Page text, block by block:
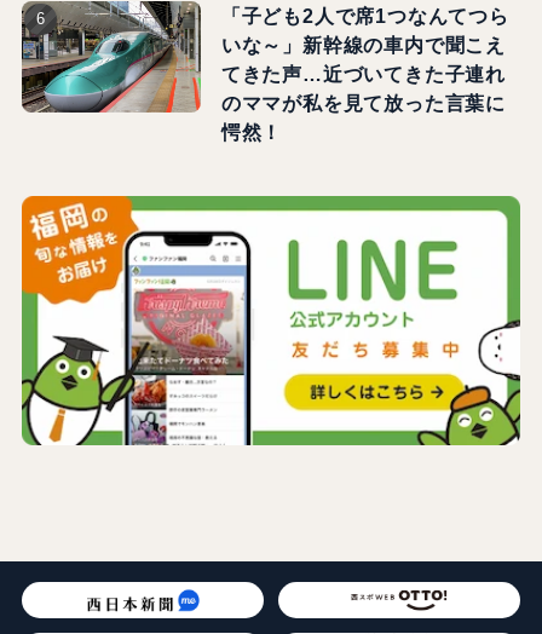
「子ども2人で席1つなんてつら
いな～」新幹線の車内で聞こえ
てきた声…近づいてきた子連れ
のママが私を見て放った言葉に
愕然！